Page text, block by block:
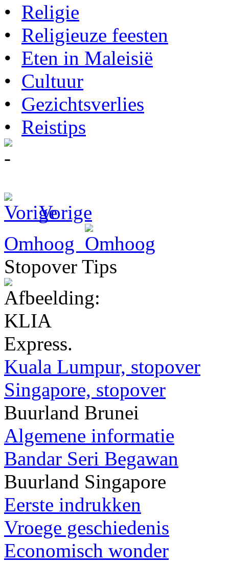
• Religie
• Religieuze feesten
• Eten in Maleisië
• Cultuur
• Gezichtsverlies
• Reistips
Vorige
Omhoog
Stopover Tips
Kuala Lumpur, stopover
Singapore, stopover
Buurland Brunei
Algemene informatie
Bandar Seri Begawan
Buurland Singapore
Eerste indrukken
Vroege geschiedenis
Economisch wonder